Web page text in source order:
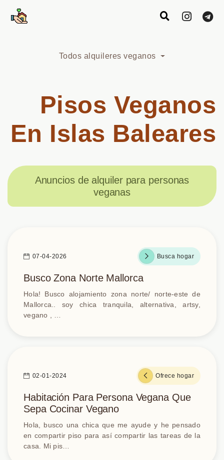
Todos alquileres veganos
Pisos Veganos
En Islas Baleares
Anuncios de alquiler para personas
veganas
07-04-2026 Busca hogar
Busco Zona Norte Mallorca
Hola! Busco alojamiento zona norte/ norte-este de
Mallorca.. soy chica tranquila, alternativa, artsy,
vegano , …
02-01-2024 Ofrece hogar
Habitación Para Persona Vegana Que
Sepa Cocinar Vegano
Hola, busco una chica que me ayude y he pensado
en compartir piso para así compartir las tareas de la
casa. Mi pis…